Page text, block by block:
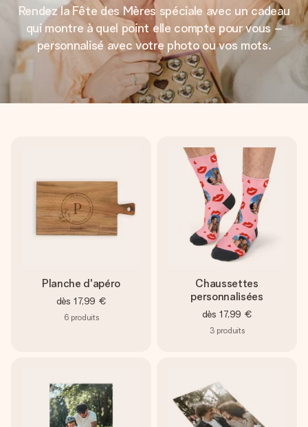
Rendez la Fête des Mères spéciale avec un cadeau
qui montre à quel point elle compte pour vous –
personnalisé avec votre photo ou vos mots.
Planche d'apéro
dès 17,99 €
6 produits
Chaussettes
personnalisées
dès 17,99 €
3 produits